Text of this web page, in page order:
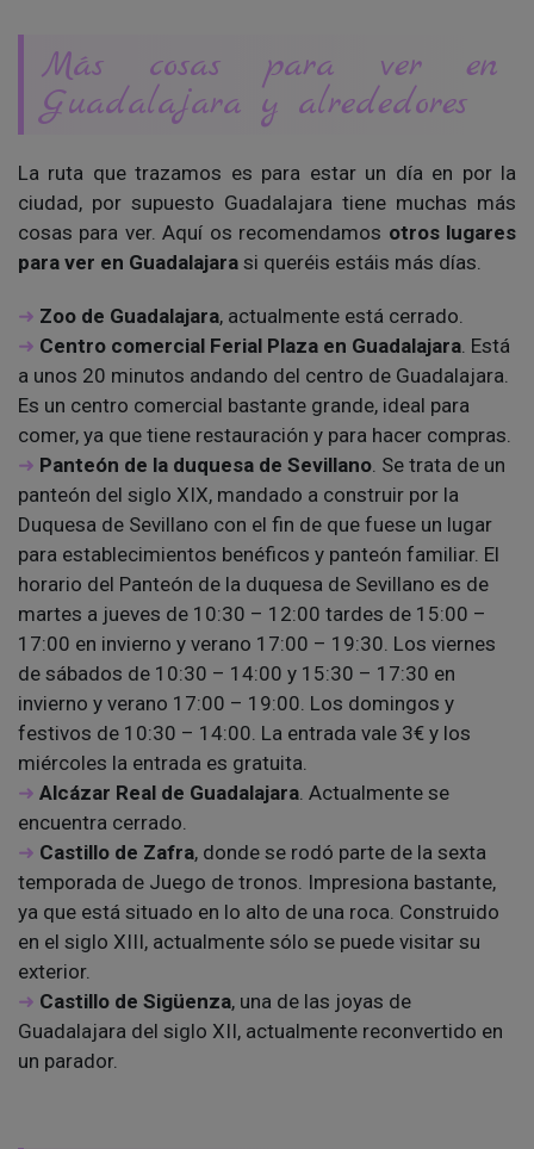
Más cosas para ver en
Guadalajara y alrededores
La ruta que trazamos es para estar un día en por la
ciudad, por supuesto Guadalajara tiene muchas más
cosas para ver. Aquí os recomendamos otros lugares
para ver en Guadalajara si queréis estáis más días.
Zoo de Guadalajara, actualmente está cerrado.
Centro comercial Ferial Plaza en Guadalajara. Está
a unos 20 minutos andando del centro de Guadalajara.
Es un centro comercial bastante grande, ideal para
comer, ya que tiene restauración y para hacer compras.
Panteón de la duquesa de Sevillano. Se trata de un
panteón del siglo XIX, mandado a construir por la
Duquesa de Sevillano con el fin de que fuese un lugar
para establecimientos benéficos y panteón familiar. El
horario del Panteón de la duquesa de Sevillano es de
martes a jueves de 10:30 – 12:00 tardes de 15:00 –
17:00 en invierno y verano 17:00 – 19:30. Los viernes
de sábados de 10:30 – 14:00 y 15:30 – 17:30 en
invierno y verano 17:00 – 19:00. Los domingos y
festivos de 10:30 – 14:00. La entrada vale 3€ y los
miércoles la entrada es gratuita.
Alcázar Real de Guadalajara. Actualmente se
encuentra cerrado.
Castillo de Zafra, donde se rodó parte de la sexta
temporada de Juego de tronos. Impresiona bastante,
ya que está situado en lo alto de una roca. Construido
en el siglo XIII, actualmente sólo se puede visitar su
exterior.
Castillo de Sigüenza, una de las joyas de
Guadalajara del siglo XII, actualmente reconvertido en
un parador.